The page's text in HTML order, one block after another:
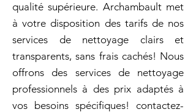
qualité supérieure. Archambault met
à votre disposition des tarifs de nos
services de nettoyage clairs et
transparents, sans frais cachés! Nous
offrons des services de nettoyage
professionnels à des prix adaptés à
vos besoins spécifiques! contactez-